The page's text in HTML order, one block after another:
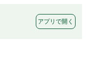
アプリで開く